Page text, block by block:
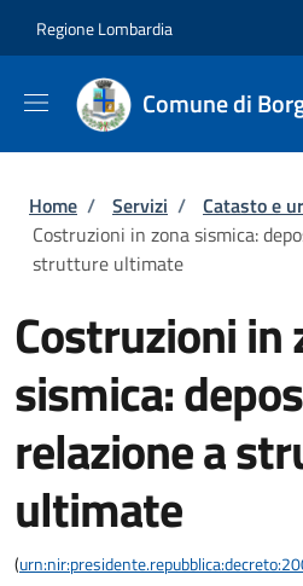
Regione Lombardia
Comune di
Briciole di pane
Home / Servizi / Catasto e
Costruzioni in zona sismica:
strutture ultimate
Costruzioni in
sismica:
relazione a
ultimate
(